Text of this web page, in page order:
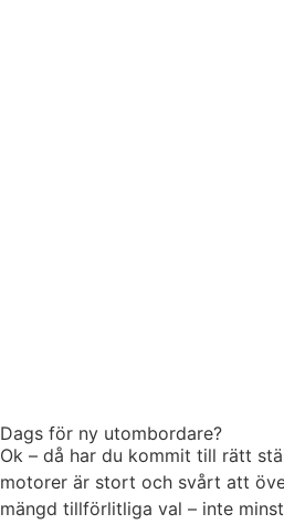
Dags för ny utombordare?
Ok – då har du kommit till rätt
motorer är stort och svårt att
mängd tillförlitliga val – inte